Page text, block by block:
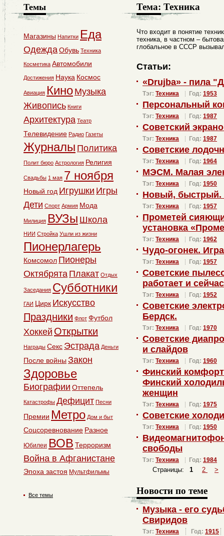
Тема: Техника
Что входит в понятие
техника, в частном –
глобальное в СССР
Статьи:
«Drujba» - пила
Тэг: Техника Год: 1953
Персональный
Тэг: Техника Год: 1987
Советский
Тэг: Техника Год: 1987
Советские
Тэг: Техника Год: 1964
МЭСМ. Малая
Тэг: Техника Год: 1950
Новый, быстрый.
Тэг: Техника Год: 1957
Прометей
установка
Тэг: Техника Год: 1962
Чудо-огонек.
Тэг: Техника Год: 1957
Советские
работает и сейчас
Тэг: Техника Год: 1952
Советские
Бердск.
Тэг: Техника Год: 1970
Советские
и слайдов
Тэг: Техника Год: 1960
Финский комфорт
Финский
женщин
Тэг: Техника Год: 1975
Советские
Тэг: Техника Год: 1950
свободы
Тэг: Техника Год: 1984
Страницы: 1 2 >
Новости по теме
Музыка - его
Свиридов
Тэг: Техника Год: 1915
Темы
Магазины Напитки Еда
ОдеждаОбувь Техника
Косметика Автомобили
Достижения Наука Космос
Авиация Кино Музыка
Живопись Книги
Архитектура Театр
Телевидение Радио Газеты
Журналы Политика
Полит бюро Астрология Религия
Свадьбы 1 мая 7 ноября
Новый год Игрушки Игры
Дети Спорт Армия Мода
Милиция ВУЗы Школа
НИИ Стройка Ушли из жизни
Пионерлагерь
Комсомол Пионеры
Октябрята Плакат Отдых
Заседания Субботники
ГАИ Цирк Искусство
Праздники Флот Футбол
Хоккей Открытки
Награды Секс Эстрада Деньги
После войны Закон
Здоровье
Биографии Оттепель
Катастрофы Дефицит Песни
Премии Метро Дом и быт
Соцсоревнование Разное
Юбилеи ВОВ Терроризм
Война в Афганистане
Эпоха застоя Мультфильмы
Все темы